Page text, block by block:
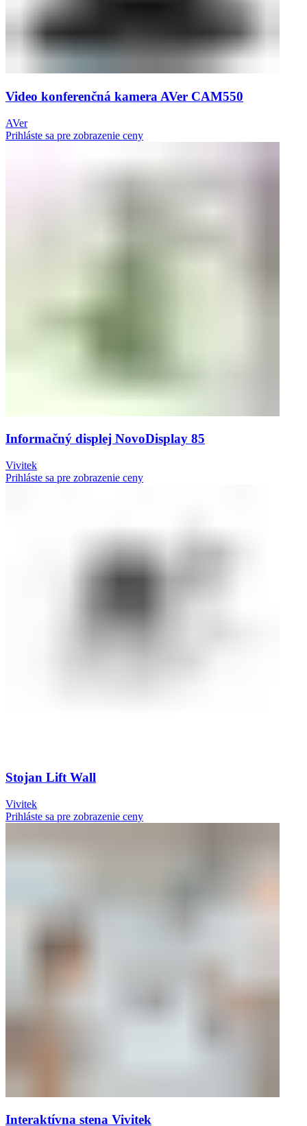
Video konferenčná kamera AVer CAM550
AVer
Prihláste sa pre zobrazenie ceny
Informačný displej NovoDisplay 85
Vivitek
Prihláste sa pre zobrazenie ceny
Stojan Lift Wall
Vivitek
Prihláste sa pre zobrazenie ceny
Interaktívna stena Vivitek